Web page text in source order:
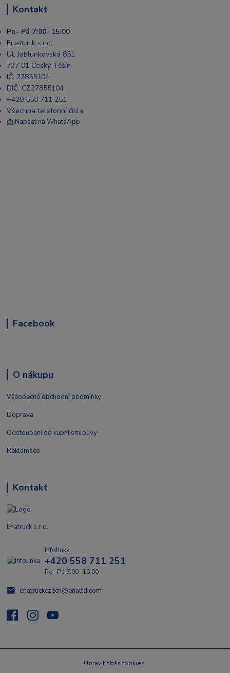
Kontakt
Po- Pá 7:00- 15:00
Enatruck s.r.o.
Ul. Jablunkovská 851
737 01 Český Těšín
IČ: 27855104
DIČ: CZ27855104
+420 558 711 251
Všechna telefonní čísla
📩 Napsat na WhatsApp
Facebook
O nákupu
Všeobecné obchodní podmínky
Doprava
Odstoupení od kupní smlouvy
Reklamace
Kontakt
Enatruck s.r.o.
Infolinka
+420 558 711 251
Po- Pá 7:00- 15:00
enatruckczech@enaltd.com
Upravit sběr cookies.